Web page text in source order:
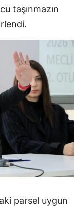
taşınmazın
parsel uygun